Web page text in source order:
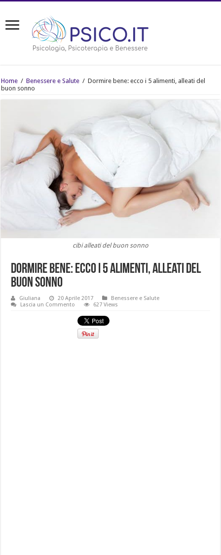
Home / Benessere e Salute / Dormire bene: ecco i 5 alimenti, alleati del
buon sonno
cibi alleati del buon sonno
Dormire bene: ecco i 5 alimenti, alleati del
buon sonno
Giuliana 20 Aprile 2017
Benessere e Salute
Lascia un Commento
627 Views